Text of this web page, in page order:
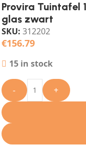
Provira Tuintafel
glas zwart
SKU: 312202
€156.79
15 in stock
- +